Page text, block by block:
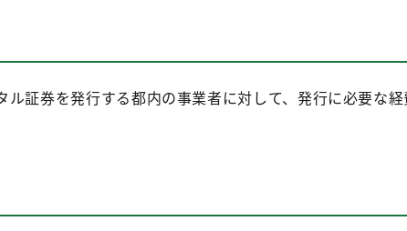
ル証券を発行する都内の事業者に対して、発行に必要な